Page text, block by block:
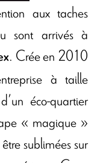
aux taches
sont arrivés à
. Crée en 2010
à taille
éco-quartier
« magique »
sublimées sur